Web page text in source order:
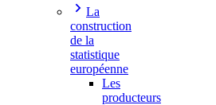
La
construction
de la
statistique
européenne
Les
producteurs